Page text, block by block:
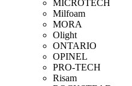
MICROTECH
Milfoam
MORA
Olight
ONTARIO
OPINEL
PRO-TECH
Risam